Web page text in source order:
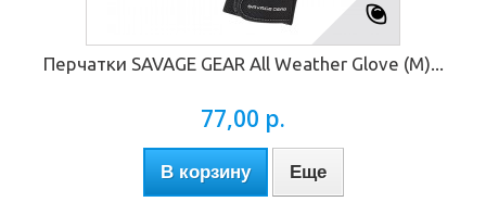
Перчатки SAVAGE GEAR All Weather Glove (M)...
77,00 р.
В корзину Еще